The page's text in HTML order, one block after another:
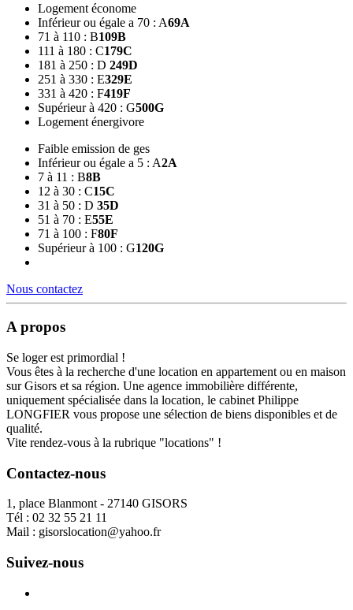
Logement économe
Inférieur ou égale a 70 : A69A
71 à 110 : B109B
111 à 180 : C179C
181 à 250 : D 249D
251 à 330 : E329E
331 à 420 : F419F
Supérieur à 420 : G500G
Logement énergivore
Faible emission de ges
Inférieur ou égale a 5 : A2A
7 à 11 : B8B
12 à 30 : C15C
31 à 50 : D 35D
51 à 70 : E55E
71 à 100 : F80F
Supérieur à 100 : G120G
Nous contactez
A propos
Se loger est primordial !
Vous êtes à la recherche d'une location en appartement ou en maison
sur Gisors et sa région. Une agence immobilière différente,
uniquement spécialisée dans la location, le cabinet Philippe
LONGFIER vous propose une sélection de biens disponibles et de
qualité.
Vite rendez-vous à la rubrique "locations" !
Contactez-nous
1, place Blanmont - 27140 GISORS
Tél : 02 32 55 21 11
Mail : gisorslocation@yahoo.fr
Suivez-nous